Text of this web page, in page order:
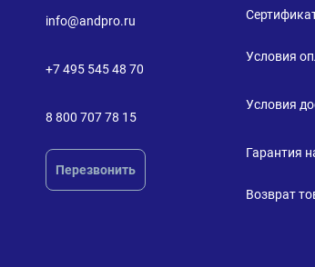
info@andpro.ru
+7 495 545 48 70
8 800 707 78 15
Перезвонить
Условия
Условия
Гарантия
Возврат